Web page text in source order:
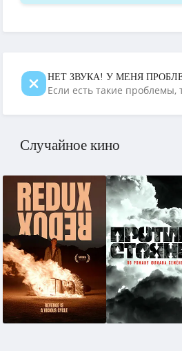
НЕТ ЗВУКА! У МЕНЯ
Если есть такие проблемы,
Случайное кино